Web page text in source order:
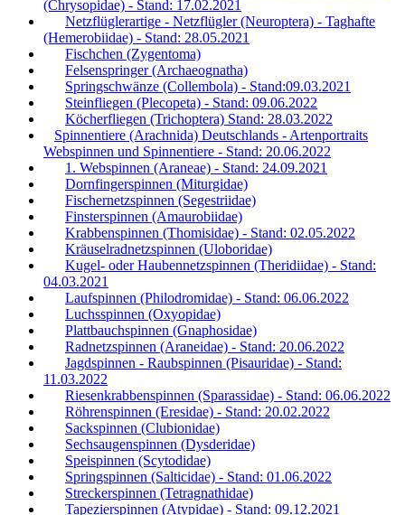
(Chrysopidae) - Stand: 17.02.2021
Netzflüglerartige - Netzflügler (Neuroptera) - Taghafte
(Hemerobiidae) - Stand: 28.05.2021
Fischchen (Zygentoma)
Felsenspringer (Archaeognatha)
Springschwänze (Collembola) - Stand:09.03.2021
Steinfliegen (Plecopeta) - Stand: 09.06.2022
Köcherfliegen (Trichoptera) Stand: 28.03.2022
Spinnentiere (Arachnida) Deutschlands - Artenportraits
Webspinnen und Spinnentiere - Stand: 20.06.2022
1. Webspinnen (Araneae) - Stand: 24.09.2021
Dornfingerspinnen (Miturgidae)
Fischernetzspinnen (Segestriidae)
Finsterspinnen (Amaurobiidae)
Krabbenspinnen (Thomisidae) - Stand: 02.05.2022
Kräuselradnetzspinnen (Uloboridae)
Kugel- oder Haubennetzspinnen (Theridiidae) - Stand:
04.03.2021
Laufspinnen (Philodromidae) - Stand: 06.06.2022
Luchsspinnen (Oxyopidae)
Plattbauchspinnen (Gnaphosidae)
Radnetzspinnen (Araneidae) - Stand: 20.06.2022
Jagdspinnen - Raubspinnen (Pisauridae) - Stand:
11.03.2022
Riesenkrabbenspinnen (Sparassidae) - Stand: 06.06.2022
Röhrenspinnen (Eresidae) - Stand: 20.02.2022
Sackspinnen (Clubionidae)
Sechsaugenspinnen (Dysderidae)
Speispinnen (Scytodidae)
Springspinnen (Salticidae) - Stand: 01.06.2022
Streckerspinnen (Tetragnathidae)
Tapezierspinnen (Atypidae) - Stand: 09.12.2021